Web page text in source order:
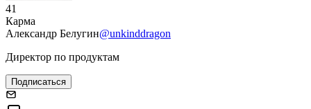
41
Карма
Александр Белугин@unkinddragon
Директор по продуктам
Подписаться